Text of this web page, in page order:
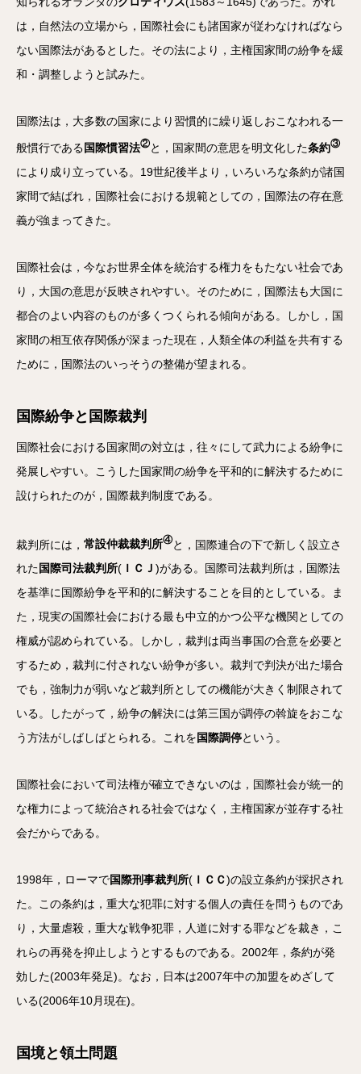
は，自然法の立場から，国際社会にも諸国家が従わなければなら
ない国際法があるとした。その法により，主権国家間の紛争を緩
和・調整しようと試みた。
国際法は，大多数の国家により習慣的に繰り返しおこなわれる一
般慣行である国際慣習法②と，国家間の意思を明文化した条約③
により成り立っている。19世紀後半より，いろいろな条約が諸国
家間で結ばれ，国際社会における規範としての，国際法の存在意
義が強まってきた。
国際社会は，今なお世界全体を統治する権力をもたない社会であ
り，大国の意思が反映されやすい。そのために，国際法も大国に
都合のよい内容のものが多くつくられる傾向がある。しかし，国
家間の相互依存関係が深まった現在，人類全体の利益を共有する
ために，国際法のいっそうの整備が望まれる。
国際紛争と国際裁判
国際社会における国家間の対立は，往々にして武力による紛争に
発展しやすい。こうした国家間の紛争を平和的に解決するために
設けられたのが，国際裁判制度である。
裁判所には， 常設仲裁裁判所④と，国際連合の下で新しく設立さ
れた国際司法裁判所( ＩＣＪ )がある。国際司法裁判所は，国際法
を基準に国際紛争を平和的に解決することを目的としている。ま
た，現実の国際社会における最も中立的かつ公平な機関としての
権威が認められている。しかし，裁判は両当事国の合意を必要と
するため，裁判に付されない紛争が多い。裁判で判決が出た場合
でも，強制力が弱いなど裁判所としての機能が大きく制限されて
いる。したがって，紛争の解決には第三国が調停の斡旋をおこな
う方法がしばしばとられる。これを国際調停という。
国際社会において司法権が確立できないのは，国際社会が統一的
な権力によって統治される社会ではなく，主権国家が並存する社
会だからである。
1998年，ローマで国際刑事裁判所( ＩＣＣ)の設立条約が採択され
た。この条約は，重大な犯罪に対する個人の責任を問うものであ
り，大量虐殺，重大な戦争犯罪，人道に対する罪などを裁き，こ
れらの再発を抑止しようとするものである。2002年，条約が発
効した(2003年発足)。なお，日本は2007年中の加盟をめざして
いる(2006年10月現在)。
国境と領土問題